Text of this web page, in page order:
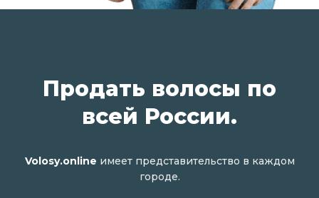
Продать волосы по
всей России.
Volosy.online имеет представительство в каждом
городе.